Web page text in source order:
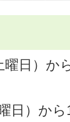
日）か
日）か